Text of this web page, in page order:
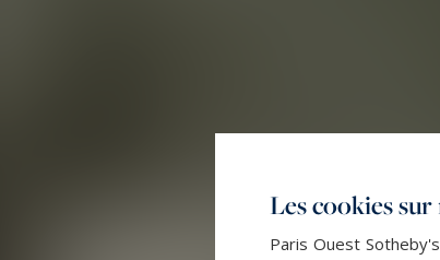
Les cookies
Paris Ouest